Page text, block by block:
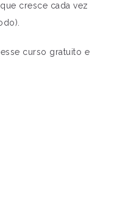
cresce cada vez
curso gratuito e